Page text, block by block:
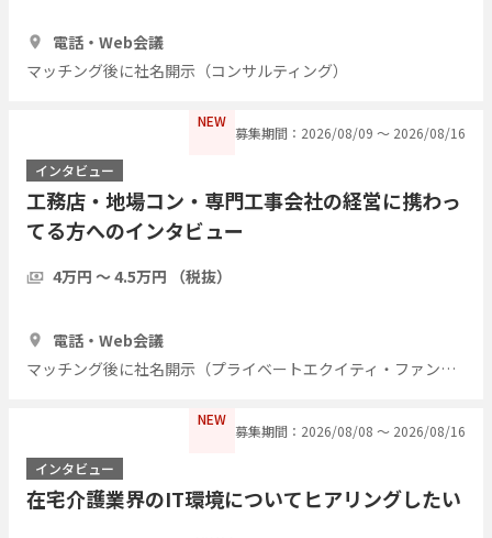
電話・Web会議
マッチング後に社名開示（コンサルティング）
NEW
募集期間：2026/08/09 〜 2026/08/16
インタビュー
工務店・地場コン・専門工事会社の経営に携わっ
てる方へのインタビュー
4万円 〜 4.5万円 （税抜）
電話・Web会議
マッチング後に社名開示（プライベートエクイティ・ファンド）
NEW
募集期間：2026/08/08 〜 2026/08/16
インタビュー
在宅介護業界のIT環境についてヒアリングしたい